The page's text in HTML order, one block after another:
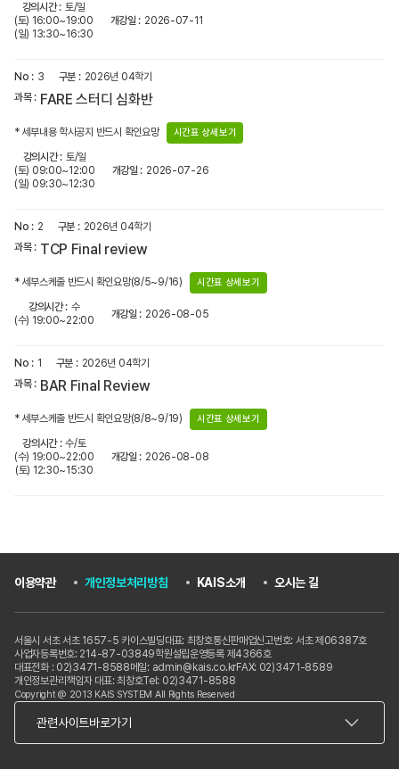
토/일
(토) 16:00~19:00
(일) 13:30~16:30
2026-07-11
3 2026년 04학기
FARE 스터디 심화반
* 세부내용 학사공지 반드시 확인요망 시간표 상세보기
토/일
(토) 09:00~12:00
(일) 09:30~12:30
2026-07-26
2 2026년 04학기
TCP Final review
* 세부스케줄 반드시 확인요망(8/5~9/16) 시간표 상세보기
수
(수) 19:00~22:00
2026-08-05
1 2026년 04학기
BAR Final Review
* 세부스케줄 반드시 확인요망(8/8~9/19) 시간표 상세보기
수/토
(수) 19:00~22:00
(토) 12:30~15:30
2026-08-08
이용약관 개인정보처리방침 KAIS소개 오시는 길
서울시 서초 서초 1657-5 카이스빌딩대표: 최창호통신판매업신고번호: 서초 제06387호
사업자등록번호: 214-87-03849학원설립운영등록 제4366호
대표전화 : 02)3471-8588메일: admin@kais.co.krFAX: 02)3471-8589
개인정보관리책임자 대표: 최창호Tel: 02)3471-8588
Copyright @ 2013 KAIS SYSTEM All Rights Reserved